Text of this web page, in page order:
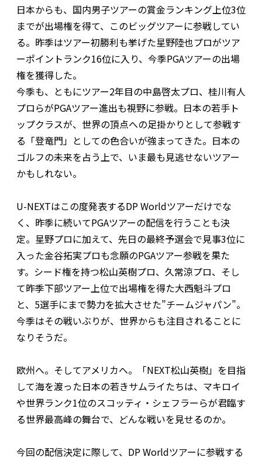
日本からも、国内男子ツアーの賞金ランキング上位3位
までが出場権を得て、このビッグツアーに参戦してい
る。昨季はツアー初勝利も挙げた星野陸也プロがツア
ーポイントランク16位に入り、今季PGAツアーの出場
権を獲得した。
今季も、ともにツアー2年目の中島啓太プロ、桂川有人
プロらがPGAツアー進出も視野に参戦。日本の若手ト
ップクラスが、世界の頂点への足掛かりとして参戦す
る「登竜門」としての色合いが強まってきた。日本の
ゴルフの未来を占う上で、いま最も見逃せないツアー
かもしれない。
U-NEXTはこの度発表するDP Worldツアーだけでな
く、昨季に続いてPGAツアーの配信を行うことも決
定。星野プロに加えて、先日の最終予選会で見事3位に
入った金谷拓実プロも念願のPGAツアー参戦を果た
す。シード権を持つ松山英樹プロ、久常涼プロ、そし
て昨季下部ツアー上位で出場権を得た大西魁斗プロ
と、5選手にまで勢力を拡大させた”チームジャパン”。
今季はその戦いぶりが、世界からも注目されることに
なりそうだ。
欧州へ。そしてアメリカへ。「NEXT松山英樹」を目指
して海を渡った日本の若きサムライたちは、マキロイ
や世界ランク1位のスコッティ・シェフラーらが君臨す
る世界最高峰の舞台で、どんな戦いを見せるのか。
今回の配信決定に際して、DP Worldツアーに参戦する